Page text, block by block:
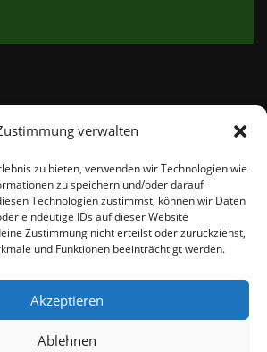
verwalten
zu bieten, verwenden wir Technologien wie
zu speichern und/oder darauf
Technologien zustimmst, können wir Daten
eindeutige IDs auf dieser Website
Zustimmung nicht erteilst oder zurückziehst,
und Funktionen beeinträchtigt werden.
Akzeptieren
Ablehnen